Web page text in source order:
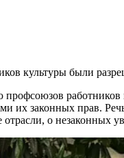
культуры были
их законных прав.
о не­законных